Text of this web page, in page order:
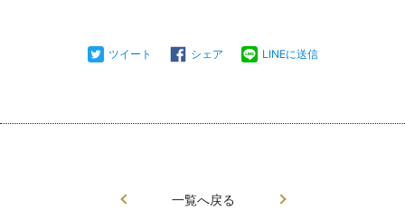
ツイート シェア LINEに送信
一覧へ戻る